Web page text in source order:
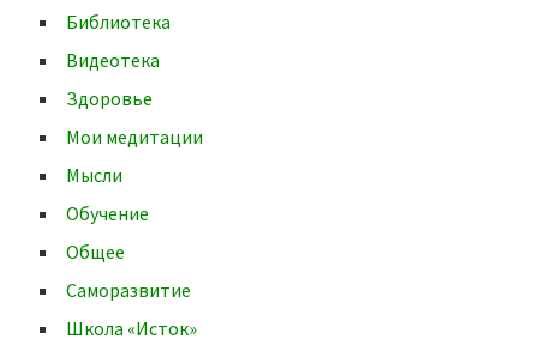
Библиотека
Видеотека
Здоровье
Мои медитации
Мысли
Обучение
Общее
Саморазвитие
Школа «Исток»